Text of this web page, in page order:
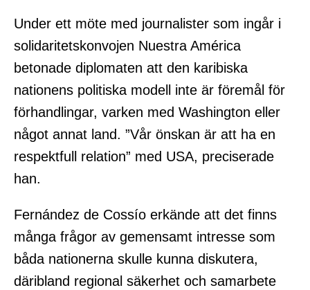
Under ett möte med journalister som ingår i
solidaritetskonvojen Nuestra América
betonade diplomaten att den karibiska
nationens politiska modell inte är föremål för
förhandlingar, varken med Washington eller
något annat land. ”Vår önskan är att ha en
respektfull relation” med USA, preciserade
han.
Fernández de Cossío erkände att det finns
många frågor av gemensamt intresse som
båda nationerna skulle kunna diskutera,
däribland regional säkerhet och samarbete